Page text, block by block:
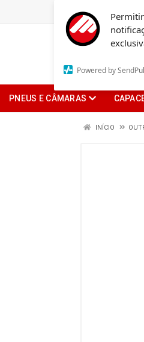
Powered by
PNEUS E CÂMARAS
INÍCIO